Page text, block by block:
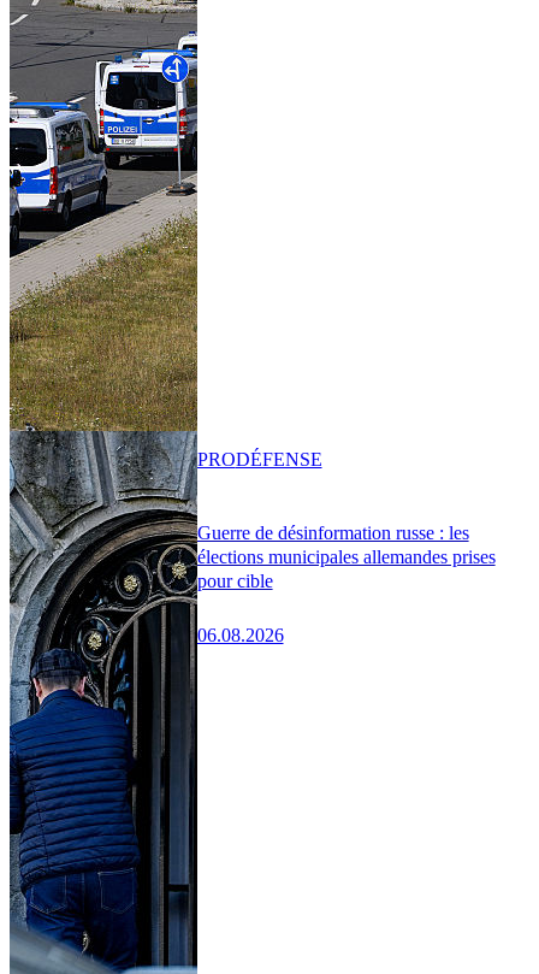
Guerre de désinformation russe : les
élections municipales allemandes prises
pour cible
06.08.2026
PRODÉFENSE